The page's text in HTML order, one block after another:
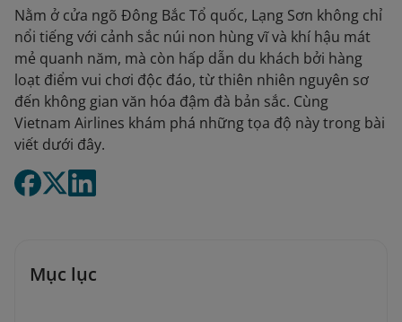
Nằm ở cửa ngõ Đông Bắc Tổ quốc, Lạng Sơn không chỉ
nổi tiếng với cảnh sắc núi non hùng vĩ và khí hậu mát
mẻ quanh năm, mà còn hấp dẫn du khách bởi hàng
loạt điểm vui chơi độc đáo, từ thiên nhiên nguyên sơ
đến không gian văn hóa đậm đà bản sắc. Cùng
Vietnam Airlines khám phá những tọa độ này trong bài
viết dưới đây.
Mục lục